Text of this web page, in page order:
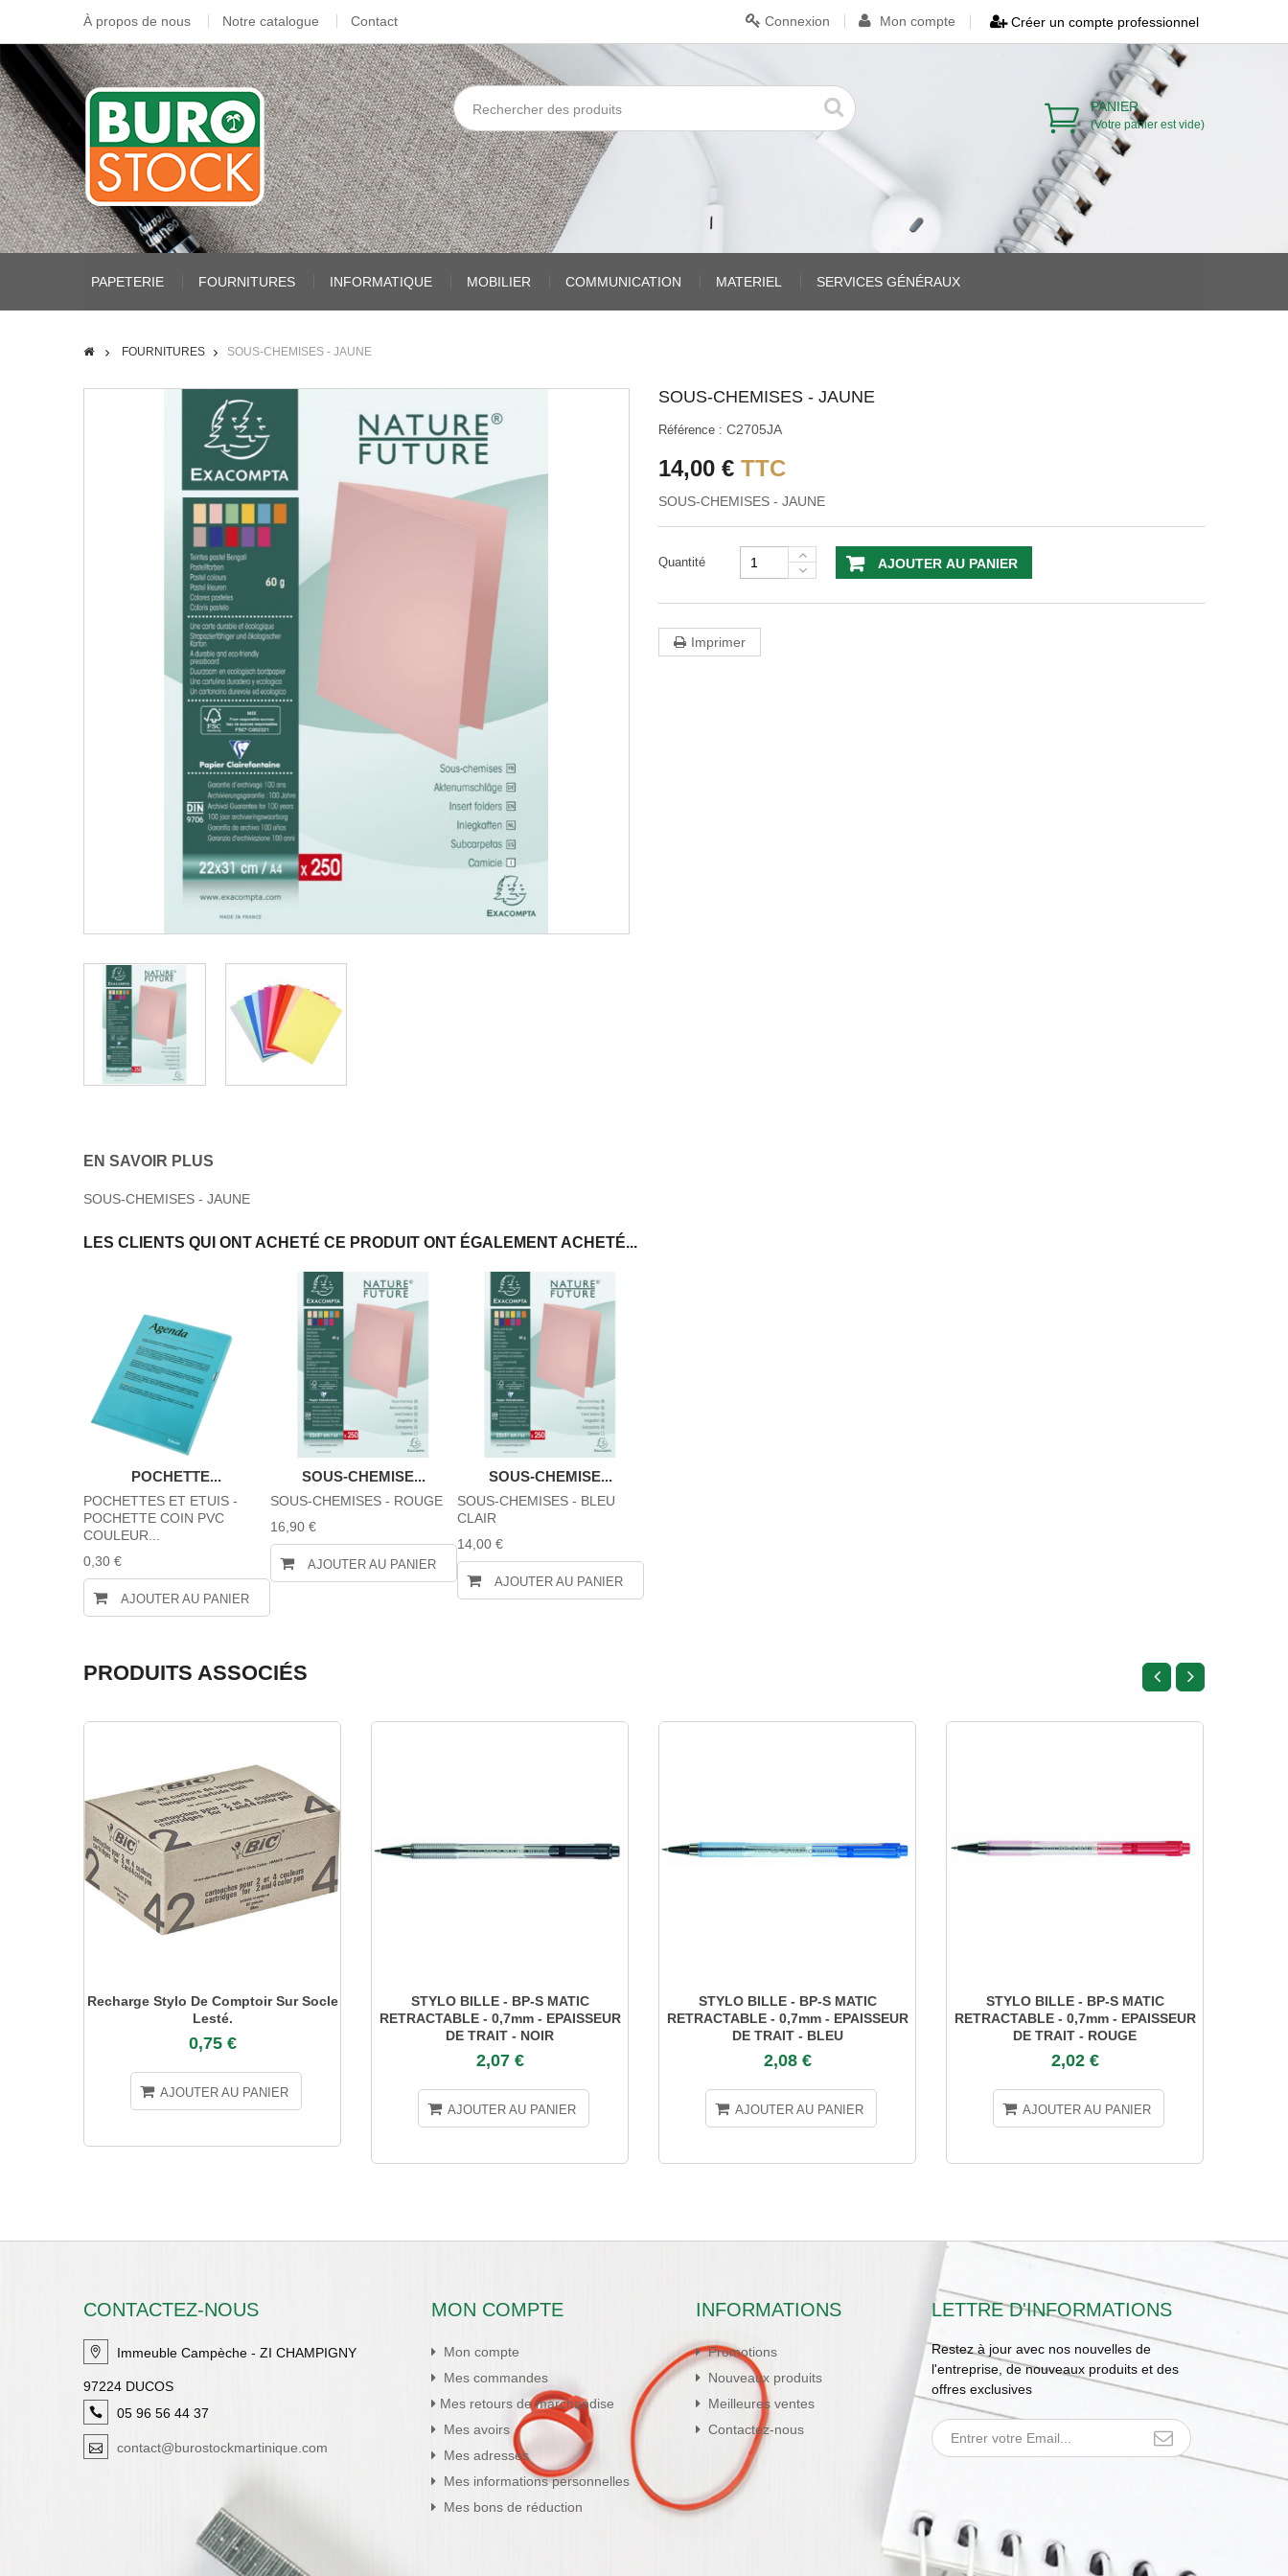
À propos de nous Notre catalogue Contact Créer un compte professionnel
Mon compte
Connexion
PANIER
(Votre panier est vide)
PAPETERIE FOURNITURES INFORMATIQUE MOBILIER COMMUNICATION MATERIEL SERVICES GÉNÉRAUX
FOURNITURES SOUS-CHEMISES - JAUNE
SOUS-CHEMISES - JAUNE
Référence : C2705JA
14,00 € TTC
SOUS-CHEMISES - JAUNE
Quantité AJOUTER AU PANIER
Imprimer
EN SAVOIR PLUS
SOUS-CHEMISES - JAUNE
LES CLIENTS QUI ONT ACHETÉ CE PRODUIT ONT ÉGALEMENT ACHETÉ...
POCHETTE...
POCHETTES ET ETUIS -
POCHETTE COIN PVC
COULEUR...
0,30 €
AJOUTER AU PANIER
SOUS-CHEMISE...
SOUS-CHEMISES - ROUGE
16,90 €
AJOUTER AU PANIER
SOUS-CHEMISE...
SOUS-CHEMISES - BLEU
CLAIR
14,00 €
AJOUTER AU PANIER
PRODUITS ASSOCIÉS
Recharge Stylo De Comptoir Sur Socle
Lesté.
0,75 €
AJOUTER AU PANIER
STYLO BILLE - BP-S MATIC
RETRACTABLE - 0,7mm - EPAISSEUR
DE TRAIT - NOIR
2,07 €
AJOUTER AU PANIER
STYLO BILLE - BP-S MATIC
RETRACTABLE - 0,7mm - EPAISSEUR
DE TRAIT - BLEU
2,08 €
AJOUTER AU PANIER
STYLO BILLE - BP-S MATIC
RETRACTABLE - 0,7mm - EPAISSEUR
DE TRAIT - ROUGE
2,02 €
AJOUTER AU PANIER
CONTACTEZ-NOUS
Immeuble Campèche - ZI CHAMPIGNY
97224 DUCOS
05 96 56 44 37
contact@burostockmartinique.com
MON COMPTE
Mon compte
Mes commandes
Mes retours de marchandise
Mes avoirs
Mes adresses
Mes informations personnelles
Mes bons de réduction
INFORMATIONS
Promotions
Nouveaux produits
Meilleures ventes
Contactez-nous
LETTRE D'INFORMATIONS
Restez à jour avec nos nouvelles de
l'entreprise, de nouveaux produits et des
offres exclusives